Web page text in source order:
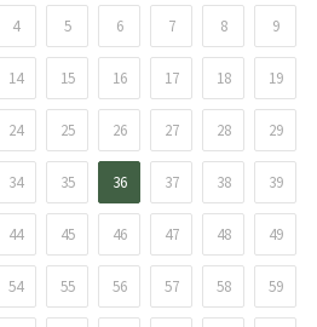
4 5 6 7 8 9
14 15 16 17 18 19
24 25 26 27 28 29
34 35 36 37 38 39
44 45 46 47 48 49
54 55 56 57 58 59